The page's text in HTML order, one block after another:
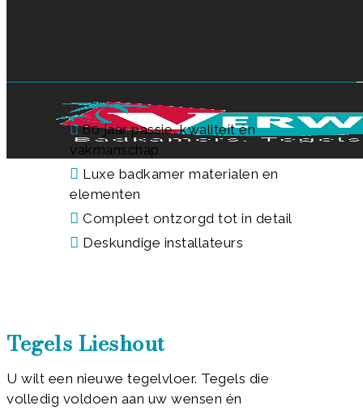
60 jaar passie, kwaliteit én
vakmanschap
Luxe badkamer materialen en
elementen
Compleet ontzorgd tot in detail
Deskundige installateurs
Tegels Lieshout
U wilt een nieuwe tegelvloer. Tegels die
volledig voldoen aan uw wensen én